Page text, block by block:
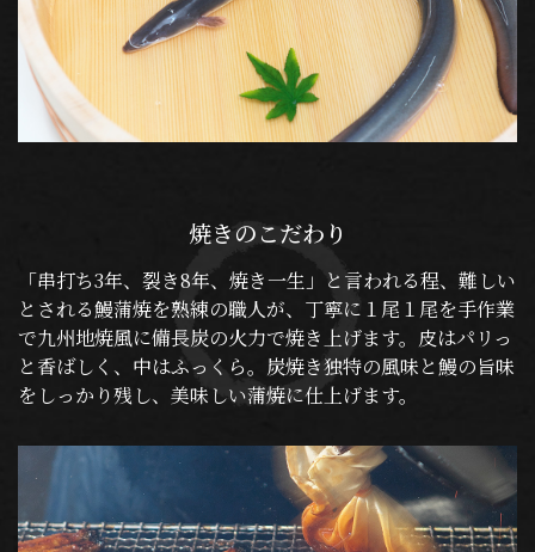
焼きのこだわり
「串打ち3年、裂き8年、焼き一生」と言われる程、難しい
とされる鰻蒲焼を熟練の職人が、丁寧に１尾１尾を手作業
で九州地焼風に備長炭の火力で焼き上げます。皮はパリっ
と香ばしく、中はふっくら。炭焼き独特の風味と鰻の旨味
をしっかり残し、美味しい蒲焼に仕上げます。